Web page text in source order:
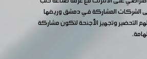
الشركات المشاركة في دمشق وريفها
التحضير وتجهيز الأجنحة لتكون مشاركة